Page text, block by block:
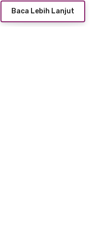
Baca Lebih Lanjut